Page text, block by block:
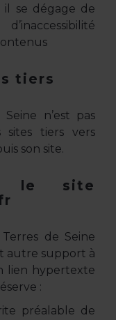
se dégage de
tiers
n’est pas
sites tiers vers
son site.
le site
de Seine
autre support à
lien hypertexte
:
préalable de